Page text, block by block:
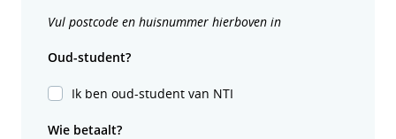
Vul postcode en huisnummer hierboven in
Oud-student?
Ik ben oud-student van NTI
Wie betaalt?